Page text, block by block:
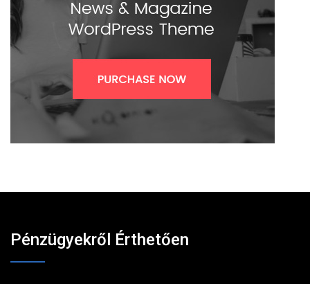
Pénzügyekről Érthetően